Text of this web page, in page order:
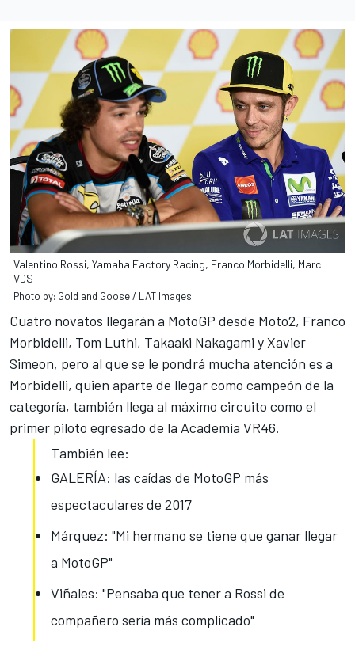
Valentino Rossi, Yamaha Factory Racing, Franco Morbidelli, Marc
VDS
Photo by: Gold and Goose / LAT Images
Cuatro novatos llegarán a MotoGP desde Moto2, Franco
Morbidelli, Tom Luthi, Takaaki Nakagami y Xavier
Simeon, pero al que se le pondrá mucha atención es a
Morbidelli, quien aparte de llegar como campeón de la
categoría, también llega al máximo circuito como el
primer piloto egresado de la Academia VR46.
También lee:
GALERÍA: las caídas de MotoGP más
espectaculares de 2017
Márquez: "Mi hermano se tiene que ganar llegar
a MotoGP"
Viñales: "Pensaba que tener a Rossi de
compañero sería más complicado"